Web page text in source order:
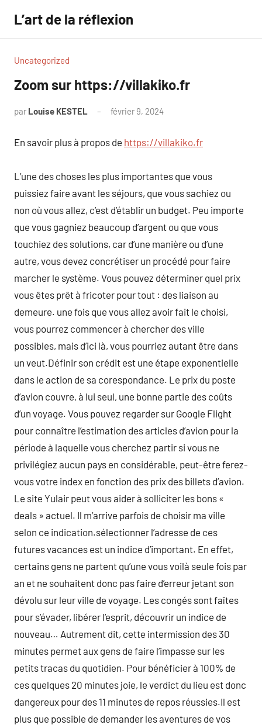
contenu
L’art de la réflexion
Uncategorized
Zoom sur https://villakiko.fr
par Louise KESTEL février 9, 2024
En savoir plus à propos de https://villakiko.fr
L’une des choses les plus importantes que vous
puissiez faire avant les séjours, que vous sachiez ou
non où vous allez, c’est d’établir un budget. Peu importe
que vous gagniez beaucoup d’argent ou que vous
touchiez des solutions, car d’une manière ou d’une
autre, vous devez concrétiser un procédé pour faire
marcher le système. Vous pouvez déterminer quel prix
vous êtes prêt à fricoter pour tout : des liaison au
demeure. une fois que vous allez avoir fait le choisi,
vous pourrez commencer à chercher des ville
possibles, mais d’ici là, vous pourriez autant être dans
un veut.Définir son crédit est une étape exponentielle
dans le action de sa corespondance. Le prix du poste
d’avion couvre, à lui seul, une bonne partie des coûts
d’un voyage. Vous pouvez regarder sur Google Flight
pour connaître l’estimation des articles d’avion pour la
période à laquelle vous cherchez partir si vous ne
privilégiez aucun pays en considérable, peut-être ferez-
vous votre index en fonction des prix des billets d’avion.
Le site Yulair peut vous aider à solliciter les bons «
deals » actuel. Il m’arrive parfois de choisir ma ville
selon ce indication.sélectionner l’adresse de ces
futures vacances est un indice d’important. En effet,
certains gens ne partent qu’une vous voilà seule fois par
an et ne souhaitent donc pas faire d’erreur jetant son
dévolu sur leur ville de voyage. Les congés sont faîtes
pour s’évader, libérer l’esprit, découvrir un indice de
nouveau… Autrement dit, cette intermission des 30
minutes permet aux gens de faire l’impasse sur les
petits tracas du quotidien. Pour bénéficier à 100% de
ces quelques 20 minutes joie, le verdict du lieu est donc
dangereux pour des 11 minutes de repos réussies.Il est
plus que possible de demander les aventures de vos